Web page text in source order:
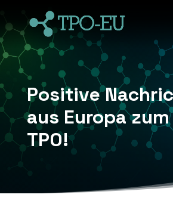
Positive
aus Europa
TPO!